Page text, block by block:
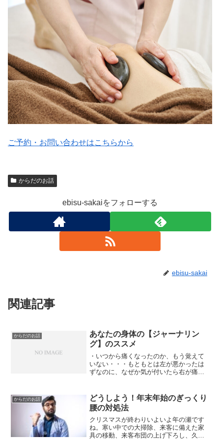
ご予約・お問い合わせはこちらから
からだのお話
ebisu-sakaiをフォローする
ebisu-sakai
関連記事
からだのお話
あなたの身体の【ジャーナリン
グ】のススメ
・いつから痛くなったのか、もう覚えて
いない・・・もともとは左が悪かったは
ずなのに、なぜか気が付いたら右が痛く
分からない・・こんな時、当院で身体の
ジャーナリングをしてみま...
からだのお話
どうしよう！年末年始のぎっくり
腰の対処法
クリスマスが終わりいよいよ年の瀬です
ね。寒い中での大掃除、来客に備えた家
具の移動、来客布団の上げ下ろし、久し